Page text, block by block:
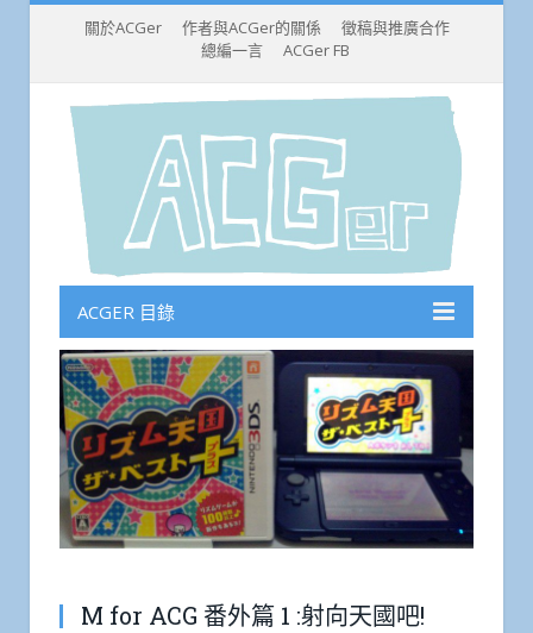
關於ACGer 作者與ACGer的關係
徵稿與推廣合作
總編一言
ACGer FB
ACGER 目錄
M for ACG 番外篇 1 :射向天國吧!